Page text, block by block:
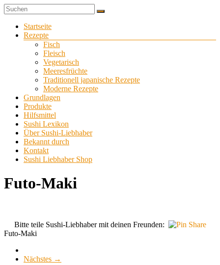
Zum
Inhalt
springen
Sushi-
Liebhaber
Sushi
selber
Menü
Startseite
Rezepte
Fisch
Fleisch
Vegetarisch
Meeresfrüchte
Traditionell japanische Rezepte
Moderne Rezepte
Grundlagen
Produkte
Hilfsmittel
Sushi Lexikon
Über Sushi-Liebhaber
Bekannt durch
Kontakt
Sushi Liebhaber Shop
Futo-Maki
Bitte teile Sushi-Liebhaber mit deinen Freunden:
Futo-Maki
Nächstes →